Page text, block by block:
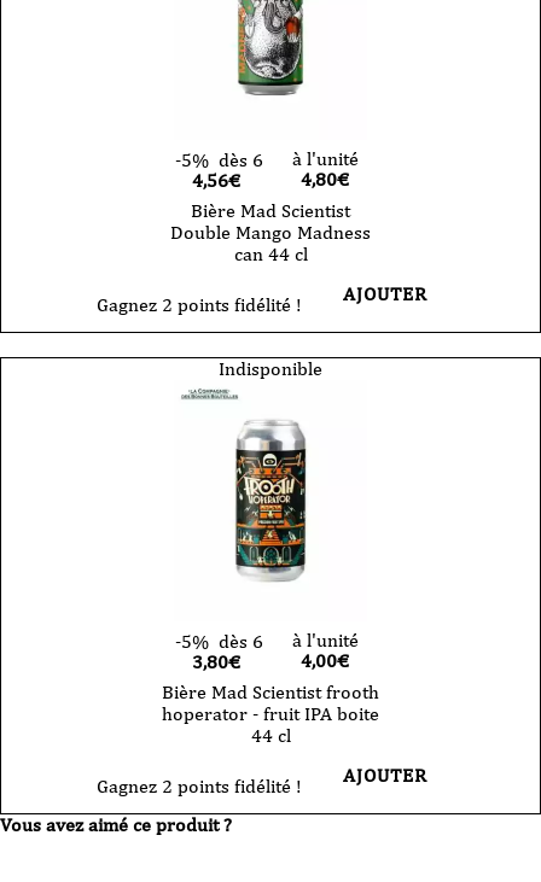
-5% dès 6
4,56€
à l'unité
4,80€
Bière Mad Scientist
Double Mango Madness
can 44 cl
Gagnez 2 points fidélité ! AJOUTER
Indisponible
-5% dès 6
3,80€
à l'unité
4,00€
Bière Mad Scientist frooth
hoperator - fruit IPA boite
44 cl
Gagnez 2 points fidélité ! AJOUTER
Vous avez aimé ce produit ?